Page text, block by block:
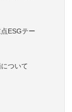
ESGテー
ついて